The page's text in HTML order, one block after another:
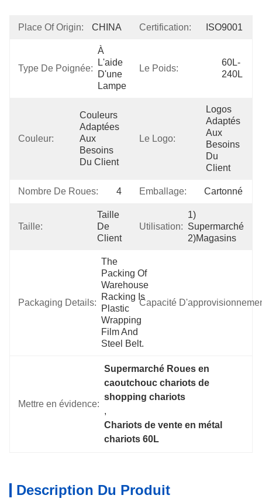
Place Of Origin: CHINA Certification: ISO9001
Type De Poignée:
À
L'aide
D'une
Lampe
Le Poids:
60L-
240L
Couleur:
Couleurs
Adaptées
Aux
Besoins
Du Client
Le Logo:
Logos
Adaptés
Aux
Besoins
Du
Client
Nombre De Roues: 4 Emballage: Cartonné
Taille:
Taille
De
Client
Utilisation:
1)
Supermarché
2)magasins
Packaging Details:
The
Packing Of
Warehouse
Racking Is
Plastic
Wrapping
Film And
Steel Belt.
Capacité
Mettre en évidence:
Supermarché Roues en
caoutchouc chariots de
shopping chariots
,
Chariots de vente en métal
chariots 60L
Description Du Produit